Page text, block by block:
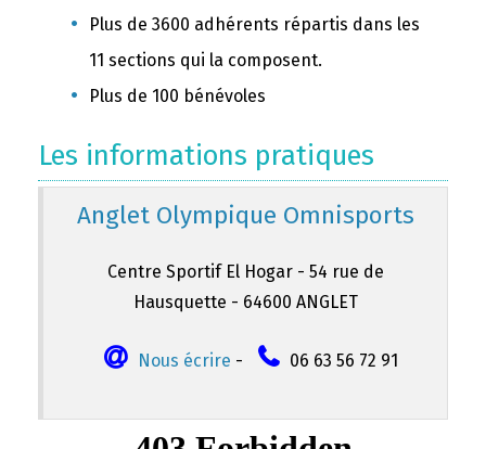
Plus de 3600 adhérents répartis dans les
11 sections qui la composent.
Plus de 100 bénévoles
Les informations pratiques
Anglet Olympique Omnisports
Centre Sportif El Hogar - 54 rue de
Hausquette - 64600 ANGLET
Nous écrire - 06 63 56 72 91